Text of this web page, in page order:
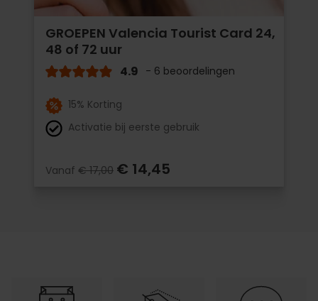
GROEPEN Valencia Tourist Card 24,
48 of 72 uur
4.9 - 6 beoordelingen
15% Korting
Activatie bij eerste gebruik
Vanaf € 17,00 € 14,45